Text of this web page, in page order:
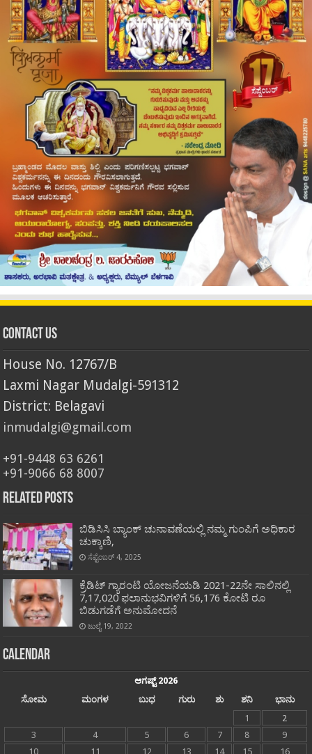
Contact Us
House No. 12767/B
Laxmi Nagar Mudalgi-591312
District: Belagavi
inmudalgi@gmail.com
+91-9448 63 6261
+91-9066 68 8007
Related Posts
ಬಿಡಿಸಿಸಿ ಬ್ಯಾಂಕ್ ಚುನಾವಣೆಯಲ್ಲಿ ನಮ್ಮ ಗುಂಪಿಗೆ ಅಧಿಕಾರ
ಚುಕ್ಕಾಣಿ,
ಸೆಪ್ಟೆಂಬರ್ 4, 2025
ಕ್ರೆಡಿಟ್ ಗ್ಯಾರಂಟಿ ಯೋಜನೆಯಡಿ 2021-22ನೇ ಸಾಲಿನಲ್ಲಿ
7,17,020 ಫಲಾನುಭವಿಗಳಿಗೆ 56,176 ಕೋಟಿ ರೂ
ಬಿಡುಗಡೆಗೆ ಅನುಮೋದನೆ
ಜುಲೈ 19, 2022
Calendar
ಆಗಷ್ಟ್ 2026
ಸೋಮ
ಮಂಗಳ ಬುಧ ಗುರು ಶು ಶನಿ
ಭಾನು
1
2
3
4 5 6 7 8
9
10
11 12 13 14 15 16